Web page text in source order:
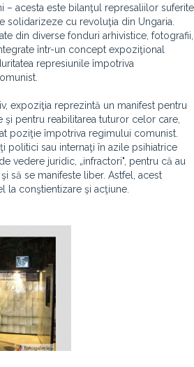
– acesta este bilanţul represaliilor suferite
solidarizeze cu revoluţia din Ungaria.
din diverse fonduri arhivistice, fotografii,
într-un concept expoziţional
represiunile împotriva
expoziţia reprezintă un manifest pentru
pentru reabilitarea tuturor celor care,
poziţie împotriva regimului comunist.
politici sau internaţi în azile psihiatrice
vedere juridic, „infractori", pentru că au
să se manifeste liber. Astfel, acest
la conştientizare şi acţiune.